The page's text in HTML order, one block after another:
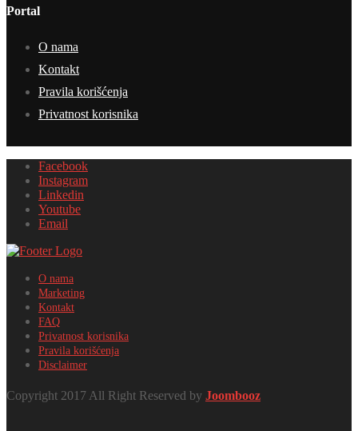
Portal
O nama
Kontakt
Pravila korišćenja
Privatnost korisnika
Facebook
Instagram
Linkedin
Youtube
Email
O nama
Marketing
Kontakt
FAQ
Privatnost korisnika
Pravila korišćenja
Disclaimer
Copyright 2017 All Right Reserved by Joombooz